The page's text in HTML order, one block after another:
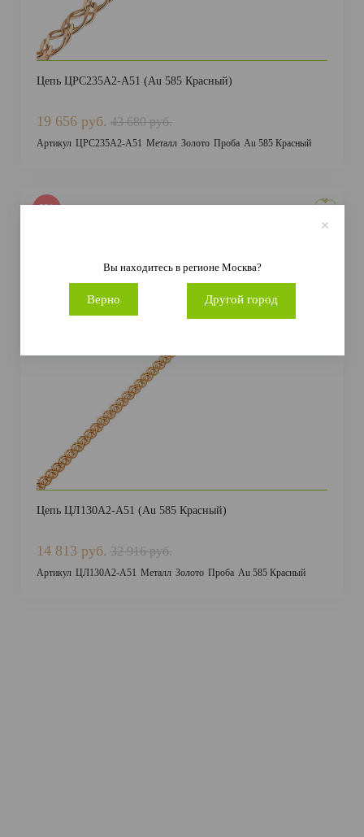
Цепь ЦРС235А2-А51 (Au 585 Красный)
19 656 руб. 43 680 руб.
Артикул ЦРС235А2-А51 Металл Золото Проба Au 585 Красный
-55%
Цепь ЦЛ130А2-А51 (Au 585 Красный)
14 813 руб. 32 916 руб.
Артикул ЦЛ130А2-А51 Металл Золото Проба Au 585 Красный
Вы находитесь в регионе Москва?
Верно Другой город